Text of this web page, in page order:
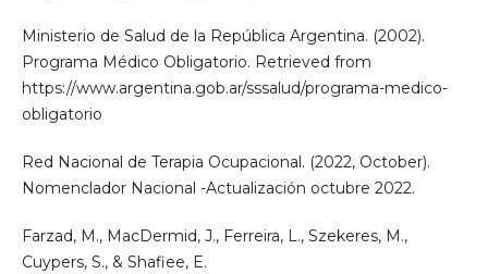
Ministerio de Salud de la República Argentina. (2002).
Programa Médico Obligatorio. Retrieved from
https://www.argentina.gob.ar/sssalud/programa-medico-
obligatorio
Red Nacional de Terapia Ocupacional. (2022, October).
Nomenclador Nacional -Actualización octubre 2022.
Farzad, M., MacDermid, J., Ferreira, L., Szekeres, M.,
Cuypers, S., & Shafiee, E.